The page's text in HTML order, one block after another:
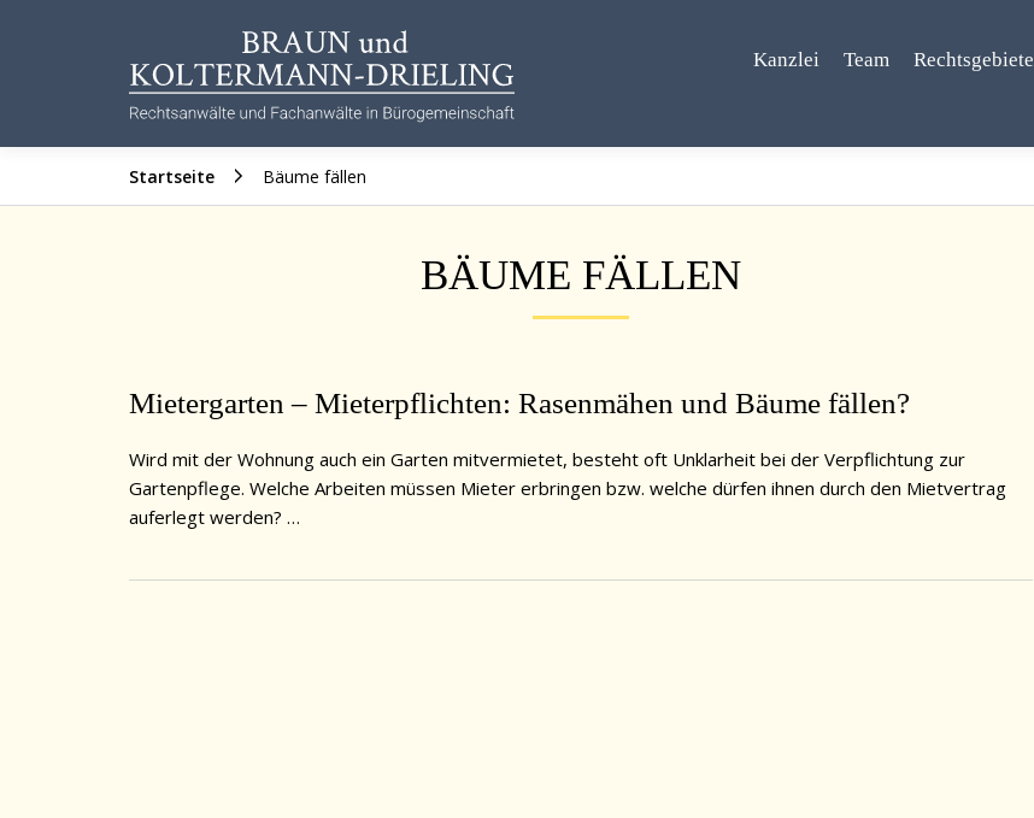
Kanzlei Team Rechtsgebiete
Startseite Bäume fällen
BÄUME FÄLLEN
Mietergarten – Mieterpflichten: Rasenmähen und Bäume fällen?
Wird mit der Wohnung auch ein Garten mitvermietet, besteht oft Unklarheit bei der Verpflichtung zur
Gartenpflege. Welche Arbeiten müssen Mieter erbringen bzw. welche dürfen ihnen durch den Mietvertrag
auferlegt werden? …